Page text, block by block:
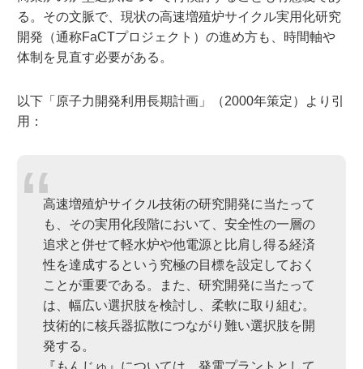
る。その文脈で、現状の高速増殖炉サイクル実用化研究
開発（通称FaCTプロジェクト）の進め方も、時間軸や
体制を見直す必要がある。
以下「原子力開発利用長期計画」（2000年策定）より引
用：
高速増殖炉サイクル技術の研究開発に当たって
も、その実用化段階において、安全性の一層の
追求と併せて軽水炉や他電源と比肩し得る経済
性を達成するという究極の目標を設定しておく
ことが重要である。また、研究開発に当たって
は、幅広い選択肢を検討し、柔軟に取り組む。
技術的に核兵器拡散につながり難い選択肢を開
発する。
『もんじゅ』については、発電プラントとして